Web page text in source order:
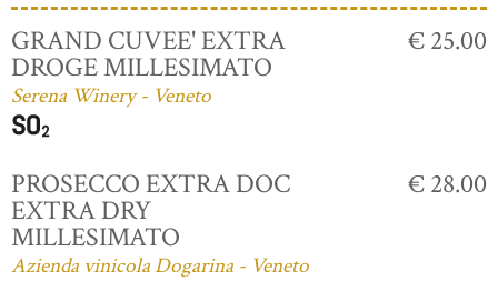
GRAND CUVEE' EXTRA
DROGE MILLESIMATO
Serena Winery - Veneto
€ 25.00
PROSECCO EXTRA DOC
EXTRA DRY
MILLESIMATO
Azienda vinicola Dogarina - Veneto
€ 28.00